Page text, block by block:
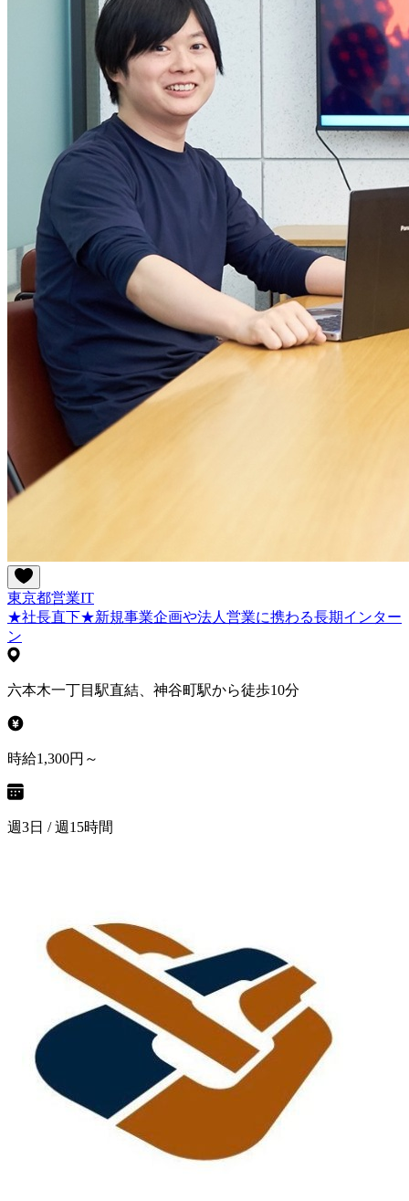
東京都営業IT
★社長直下★新規事業企画や法人営業に携わる長期インター
ン
六本木一丁目駅直結、神谷町駅から徒歩10分
時給1,300円～
週3日 / 週15時間